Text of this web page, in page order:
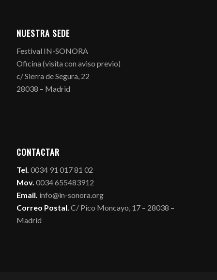
NUESTRA SEDE
Festival IN-SONORA
Oficina (visita con aviso previo)
c/ Sierra de Segura, 22
28038 – Madrid
CONTACTAR
Tel. 0034 91 017 81 02
Mov. 0034 655483912
Email. info@in-sonora.org
Correo Postal. C/ Pico Moncayo, 17 – 28038 –
Madrid